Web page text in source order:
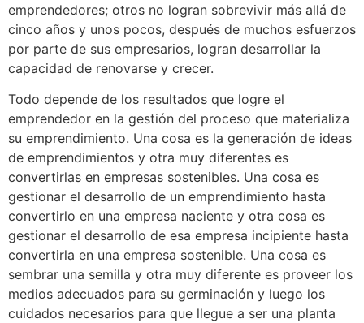
emprendedores; otros no logran sobrevivir más allá de
cinco años y unos pocos, después de muchos esfuerzos
por parte de sus empresarios, logran desarrollar la
capacidad de renovarse y crecer.
Todo depende de los resultados que logre el
emprendedor en la gestión del proceso que materializa
su emprendimiento. Una cosa es la generación de ideas
de emprendimientos y otra muy diferentes es
convertirlas en empresas sostenibles. Una cosa es
gestionar el desarrollo de un emprendimiento hasta
convertirlo en una empresa naciente y otra cosa es
gestionar el desarrollo de esa empresa incipiente hasta
convertirla en una empresa sostenible. Una cosa es
sembrar una semilla y otra muy diferente es proveer los
medios adecuados para su germinación y luego los
cuidados necesarios para que llegue a ser una planta